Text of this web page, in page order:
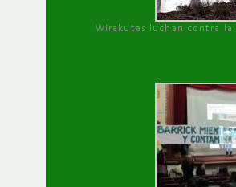
Wirakutas luchan contra la